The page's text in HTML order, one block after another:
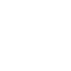
des
oder
ist die
ausgeübt